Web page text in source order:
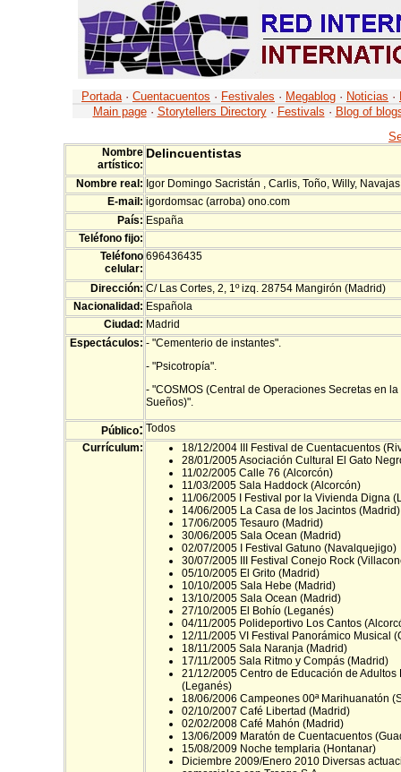
Portada · Cuentacuentos · Festivales · Megablog · Noticias ·
Main page · Storytellers Directory · Festivals · Blog of
Nombre
artístico:
Delincuentistas
Nombre real: Igor Domingo Sacristán , Carlis, Toño, Willy, Navajas
E-mail: igordomsac (arroba) ono.com
País: España
Teléfono fijo:
Teléfono
celular:
696436435
Dirección: C/ Las Cortes, 2, 1º izq. 28754 Mangirón (Madrid)
Nacionalidad: Española
Ciudad: Madrid
Espectáculos: - "Cementerio de instantes".
- "Psicotropía".
- "COSMOS (Central de Operaciones Secretas en
Sueños)".
Público: Todos
Currículum:
18/12/2004 III Festival de Cuentacuentos
28/01/2005 Asociación Cultural El Gato
11/02/2005 Calle 76 (Alcorcón)
11/03/2005 Sala Haddock (Alcorcón)
11/06/2005 I Festival por la Vivienda Digna
14/06/2005 La Casa de los Jacintos (Madrid)
17/06/2005 Tesauro (Madrid)
30/06/2005 Sala Ocean (Madrid)
02/07/2005 I Festival Gatuno (Navalquejigo)
30/07/2005 III Festival Conejo Rock
05/10/2005 El Grito (Madrid)
10/10/2005 Sala Hebe (Madrid)
13/10/2005 Sala Ocean (Madrid)
27/10/2005 El Bohío (Leganés)
04/11/2005 Polideportivo Los Cantos
12/11/2005 VI Festival Panorámico Musical
18/11/2005 Sala Naranja (Madrid)
17/11/2005 Sala Ritmo y Compás (Madrid)
21/12/2005 Centro de Educación de Adultos
(Leganés)
18/06/2006 Campeones 00ª Marihuanatón
02/10/2007 Café Libertad (Madrid)
02/02/2008 Café Mahón (Madrid)
13/06/2009 Maratón de Cuentacuentos
15/08/2009 Noche templaria (Hontanar)
Diciembre 2009/Enero 2010 Diversas